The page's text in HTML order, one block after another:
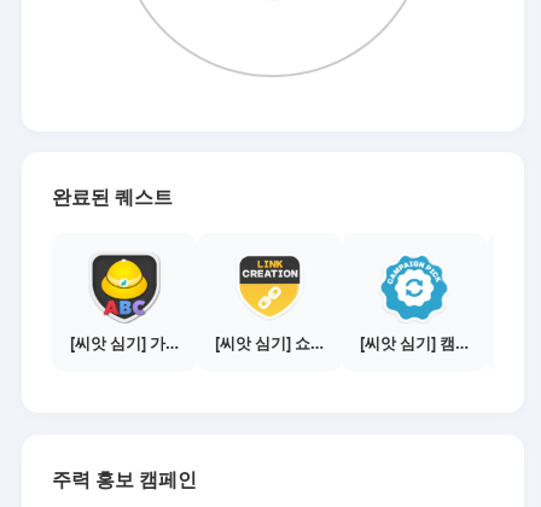
완료된 퀘스트
[씨앗 심기] 가이드보기 - 매체별 활동 가이드 [씨앗 심기] 쇼핑몰 링크 발급하기 - 제휴몰 10곳 [씨앗 심기] 캠페인 전환하기
주력 홍보 캠페인